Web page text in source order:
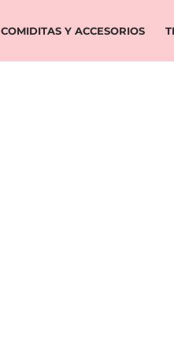
COMIDITAS Y ACCESORIOS